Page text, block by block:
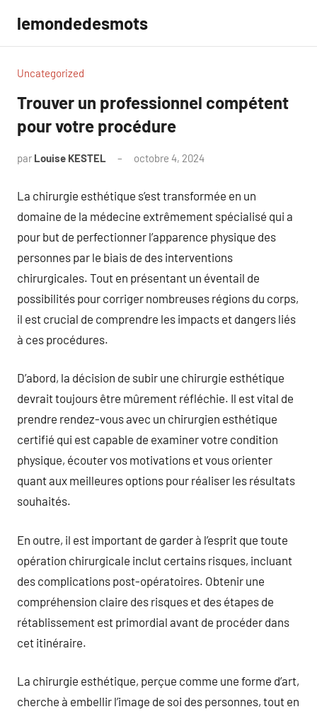
contenu
lemondedesmots
Uncategorized
Trouver un professionnel compétent
pour votre procédure
par Louise KESTEL octobre 4, 2024
La chirurgie esthétique s’est transformée en un
domaine de la médecine extrêmement spécialisé qui a
pour but de perfectionner l’apparence physique des
personnes par le biais de des interventions
chirurgicales. Tout en présentant un éventail de
possibilités pour corriger nombreuses régions du corps,
il est crucial de comprendre les impacts et dangers liés
à ces procédures.
D’abord, la décision de subir une chirurgie esthétique
devrait toujours être mûrement réfléchie. Il est vital de
prendre rendez-vous avec un chirurgien esthétique
certifié qui est capable de examiner votre condition
physique, écouter vos motivations et vous orienter
quant aux meilleures options pour réaliser les résultats
souhaités.
En outre, il est important de garder à l’esprit que toute
opération chirurgicale inclut certains risques, incluant
des complications post-opératoires. Obtenir une
compréhension claire des risques et des étapes de
rétablissement est primordial avant de procéder dans
cet itinéraire.
La chirurgie esthétique, perçue comme une forme d’art,
cherche à embellir l’image de soi des personnes, tout en